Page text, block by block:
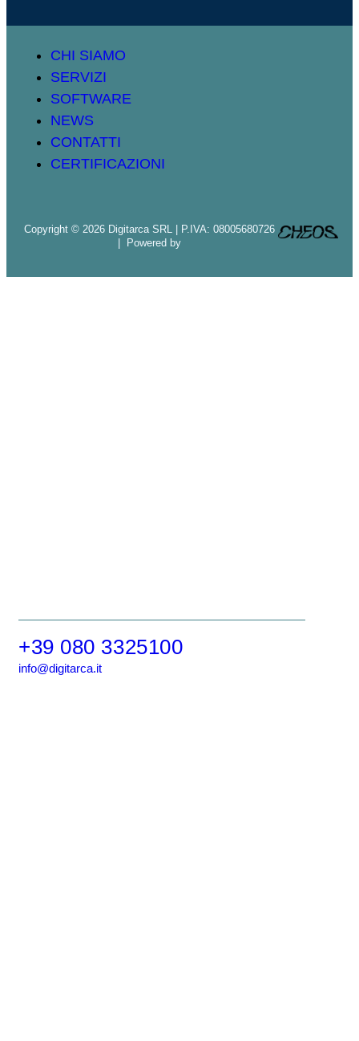
CHI SIAMO
SERVIZI
SOFTWARE
NEWS
CONTATTI
CERTIFICAZIONI
Copyright © 2026 Digitarca SRL | P.IVA: 08005680726
| Powered by
+39 080 3325100
info@digitarca.it